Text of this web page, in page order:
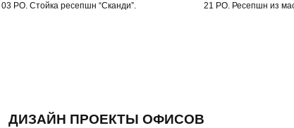
03 РО. Стойка ресепшн “Сканди”. 21 РО. Ресепшн из
ДИЗАЙН ПРОЕКТЫ ОФИСОВ